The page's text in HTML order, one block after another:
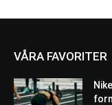
VÅRA FAVORITER